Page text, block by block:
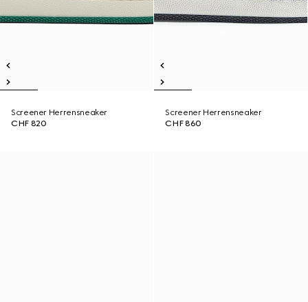
Screener Herrensneaker
CHF 820
Screener Herrensneaker
CHF 860